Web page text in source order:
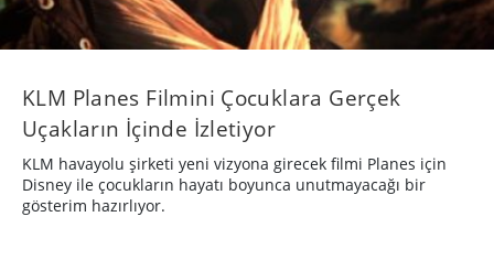
KLM Planes Filmini Çocuklara Gerçek
Uçakların İçinde İzletiyor
KLM havayolu şirketi yeni vizyona girecek filmi Planes için
Disney ile çocukların hayatı boyunca unutmayacağı bir
gösterim hazırlıyor.